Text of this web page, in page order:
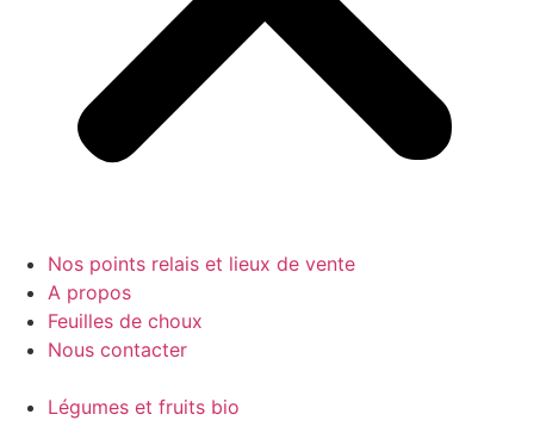
Nos points relais et lieux de vente
A propos
Feuilles de choux
Nous contacter
Légumes et fruits bio